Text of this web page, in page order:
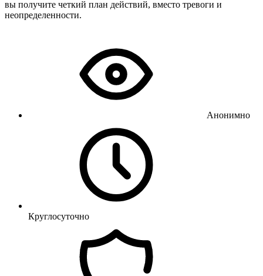
вы получите четкий план действий, вместо тревоги и
неопределенности.
Анонимно
Круглосуточно